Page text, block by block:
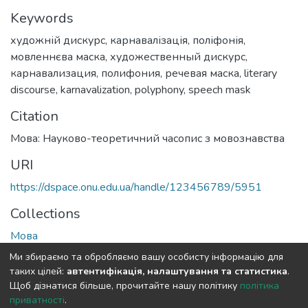
Keywords
художній дискурс, карнавалізація, поліфонія,
мовленнєва маска, художественный дискурс,
карнавализация, полифония, речевая маска, literary
discourse, karnavalization, polyphony, speech mask
Citation
Мова: Науково-теоретичний часопис з мовознавства
URI
https://dspace.onu.edu.ua/handle/123456789/5951
Collections
Мова
Full item page
Ми збираємо та обробляємо вашу особисту інформацію для
таких цілей: автентифікація, налаштування та статистика.
Щоб дізнатися більше, прочитайте нашу політику політика
приватності.